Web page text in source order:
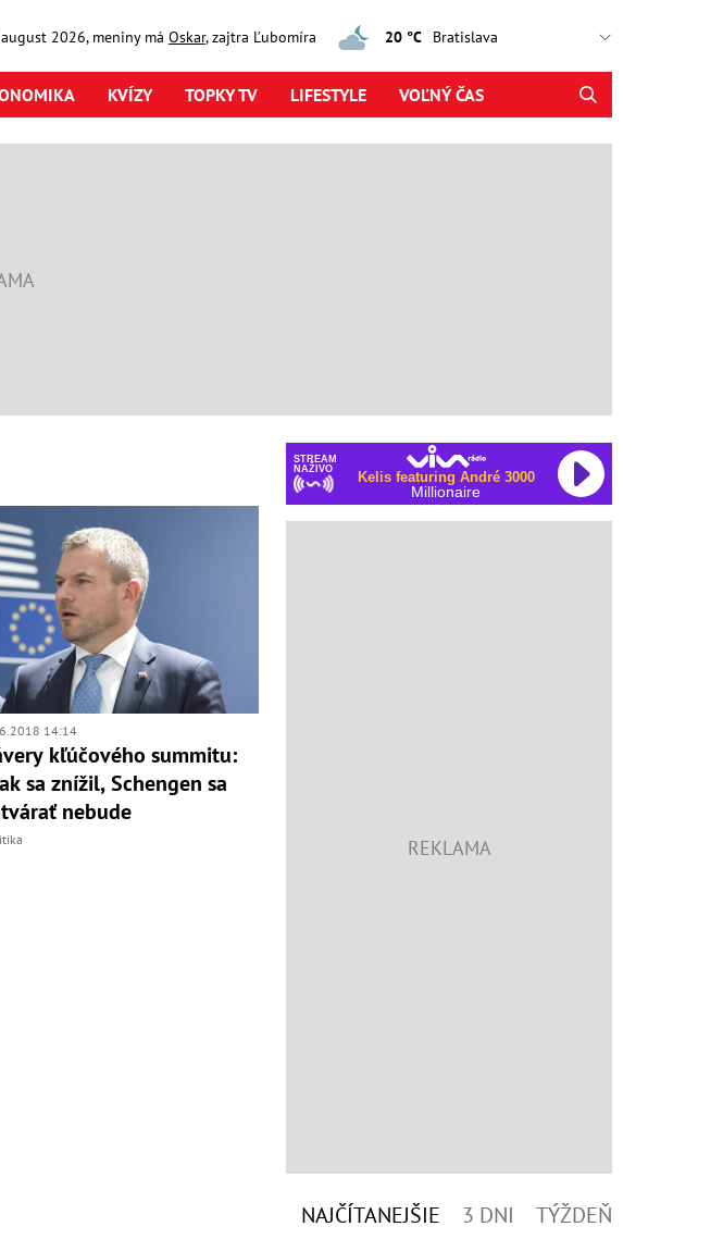
2026, meniny má Oskar, zajtra Ľubomíra 20 °C
KVÍZY TOPKY TV LIFESTYLE VOĽNÝ ČAS
14:14
kľúčového summitu:
sa znížil, Schengen sa
nebude
STREAM
NAŽIVO
Kelis featuring André 3000
Millionaire
NAJČÍTANEJŠIE 3 DNI TÝŽDEŇ